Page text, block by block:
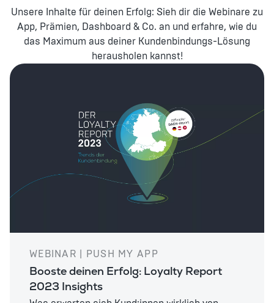
Unsere Inhalte für deinen Erfolg: Sieh dir die Webinare zu
App, Prämien, Dashboard & Co. an und erfahre, wie du
das Maximum aus deiner Kundenbindungs-Lösung
herausholen kannst!
WEBINAR | PUSH MY APP
Booste deinen Erfolg: Loyalty Report
2023 Insights